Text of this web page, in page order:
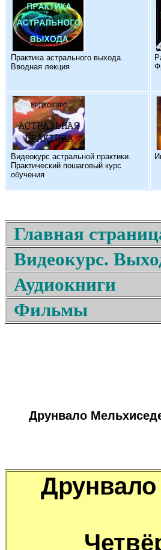
Практика астрального выхода.
Вводная лекция
Видеокурс астральной практики.
Практический пошаговый курс
обучения
Главная
Видеокурс.
Аудиокниги
Фильмы
Друнвало